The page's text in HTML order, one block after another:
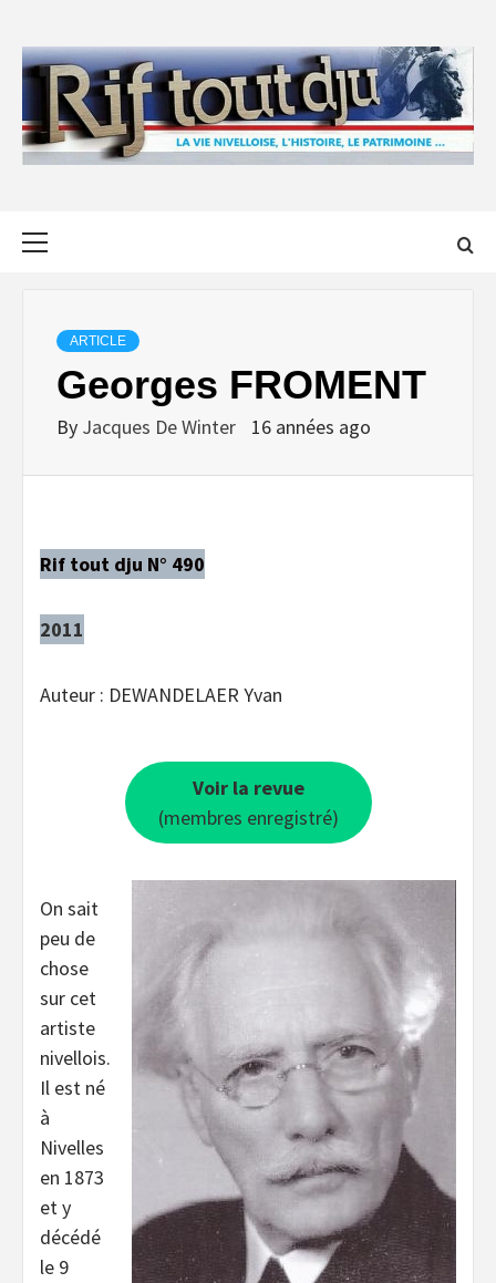
content
ARTICLE
Georges FROMENT
By Jacques De Winter 16 années ago
Rif tout dju N° 490
2011
Auteur : DEWANDELAER Yvan
Voir la revue
(membres enregistré)
On sait
peu de
chose
sur cet
artiste
nivellois.
Il est né
à
Nivelles
en 1873
et y
décédé
le 9